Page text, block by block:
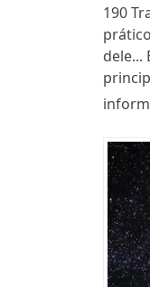
190
dele...